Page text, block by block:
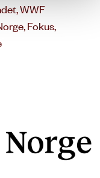
WWF
Fokus,